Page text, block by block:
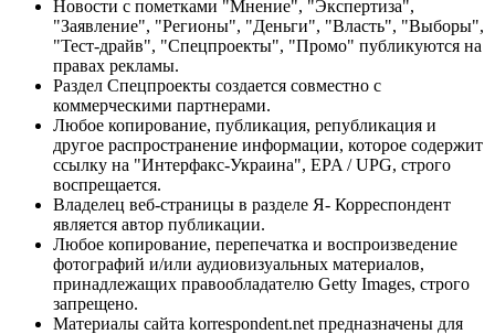
Новости с пометками "Мнение", "Экспертиза",
"Заявление", "Регионы", "Деньги", "Власть", "Выборы",
"Тест-драйв", "Спецпроекты", "Промо" публикуются на
правах рекламы.
Раздел Спецпроекты создается совместно с
коммерческими партнерами.
Любое копирование, публикация, републикация и
другое распространение информации, которое содержит
ссылку на "Интерфакс-Украина", EPA / UPG, строго
воспрещается.
Владелец веб-страницы в разделе Я- Корреспондент
является автор публикации.
Любое копирование, перепечатка и воспроизведение
фотографий и/или аудиовизуальных материалов,
принадлежащих правообладателю Getty Images, строго
запрещено.
Материалы сайта korrespondent.net предназначены для